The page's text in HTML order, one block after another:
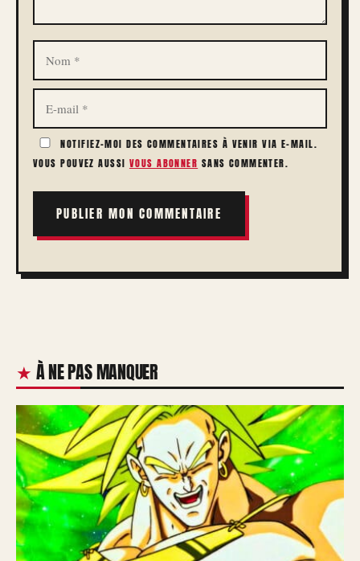
NOM
E-
MAIL
NOTIFIEZ-MOI DES COMMENTAIRES À VENIR VIA E-MAIL.
VOUS POUVEZ AUSSI VOUS ABONNER SANS COMMENTER.
À NE PAS MANQUER